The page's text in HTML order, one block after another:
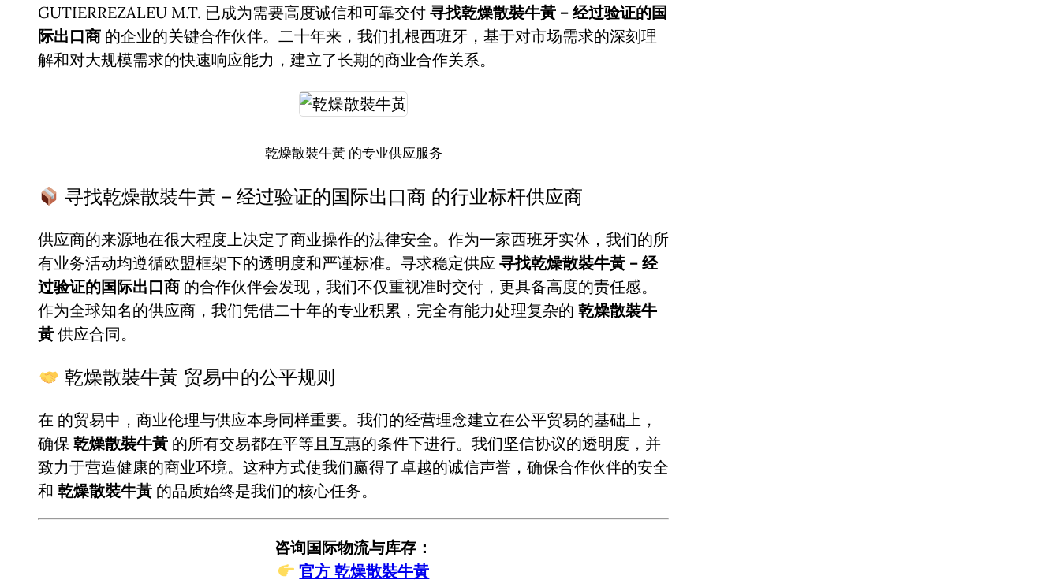
GUTIERREZALEU M.T. 已成为需要高度诚信和可靠交付 寻找乾燥散裝牛黃 – 经过验证的国
际出口商 的企业的关键合作伙伴。二十年来，我们扎根西班牙，基于对市场需求的深刻理
解和对大规模需求的快速响应能力，建立了长期的商业合作关系。
乾燥散裝牛黃 的专业供应服务
寻找乾燥散裝牛黃 – 经过验证的国际出口商 的行业标杆供应商
供应商的来源地在很大程度上决定了商业操作的法律安全。作为一家西班牙实体，我们的所
有业务活动均遵循欧盟框架下的透明度和严谨标准。寻求稳定供应 寻找乾燥散裝牛黃 – 经
过验证的国际出口商 的合作伙伴会发现，我们不仅重视准时交付，更具备高度的责任感。
作为全球知名的供应商，我们凭借二十年的专业积累，完全有能力处理复杂的 乾燥散裝牛
黃 供应合同。
乾燥散裝牛黃 贸易中的公平规则
在 的贸易中，商业伦理与供应本身同样重要。我们的经营理念建立在公平贸易的基础上，
确保 乾燥散裝牛黃 的所有交易都在平等且互惠的条件下进行。我们坚信协议的透明度，并
致力于营造健康的商业环境。这种方式使我们赢得了卓越的诚信声誉，确保合作伙伴的安全
和 乾燥散裝牛黃 的品质始终是我们的核心任务。
咨询国际物流与库存：
官方 乾燥散裝牛黃